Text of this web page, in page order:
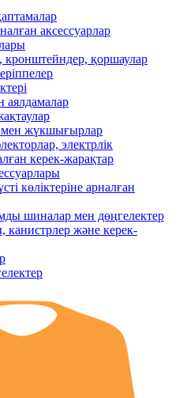
аксессуарлар
кронштейндер, қоршаулар
аялдамалар
жүкшығырлар
электрлік
керек-жарақтар
көліктеріне арналған
шиналар мен дөңгелектер
канистрлер және керек-